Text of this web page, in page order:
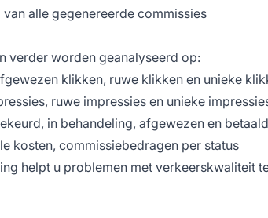
van alle gegenereerde commissies
verder worden geanalyseerd op:
klikken, ruwe klikken en unieke
ruwe impressies en unieke
in behandeling, afgewezen en
kosten, commissiebedragen per status
helpt u problemen met verkeerskwaliteit